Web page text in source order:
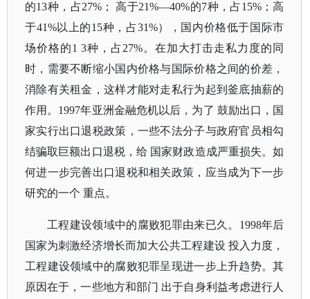
的13种，占27%； 高于21%—40%的7种，占15%；高
于41%以上的15种，占31%），国内价格低于国际市
场价格的1 3种，占27%。在加大打击走私力度的同
时，需要不断缩小国内价格与国际价格之间的价差，
消除有关租金，这样才能对走私行为起到釜底抽薪的
作用。1997年亚洲金融危机以后，为了 鼓励出口，国
家实行出口退税政策，一些不法分子与政府官员相勾
结骗取巨额出口退税，给 国家财政造成严重损失。如
何进一步完善出口退税和相关政策，应当成为下一步
研究的一个 重点。
工程建设领域中的腐败犯罪由来已久。 1998年后
国家为刺激经济增长而加大公共工程建设 投入力度，
工程建设领域中的腐败犯罪呈现进一步上升趋势。其
原因在于，一些地方和部门 出于自身利益考虑进行人